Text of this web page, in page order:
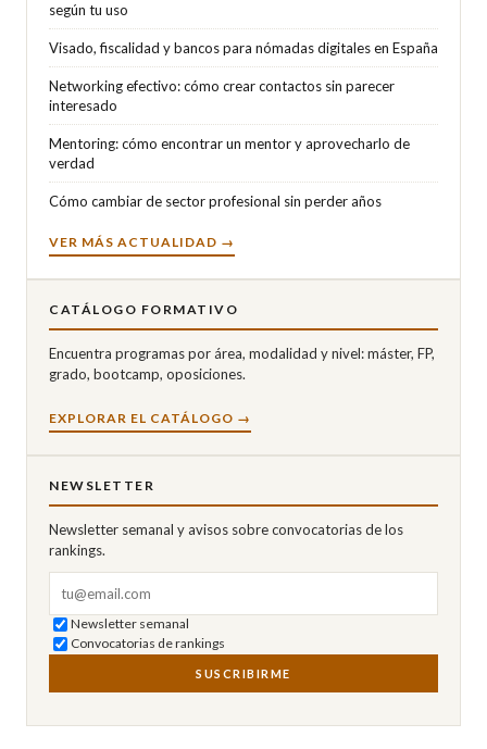
según tu uso
Visado, fiscalidad y bancos para nómadas digitales en España
Networking efectivo: cómo crear contactos sin parecer
interesado
Mentoring: cómo encontrar un mentor y aprovecharlo de
verdad
Cómo cambiar de sector profesional sin perder años
VER MÁS ACTUALIDAD →
CATÁLOGO FORMATIVO
Encuentra programas por área, modalidad y nivel: máster, FP,
grado, bootcamp, oposiciones.
EXPLORAR EL CATÁLOGO →
NEWSLETTER
Newsletter semanal y avisos sobre convocatorias de los
rankings.
Newsletter semanal
Convocatorias de rankings
SUSCRIBIRME